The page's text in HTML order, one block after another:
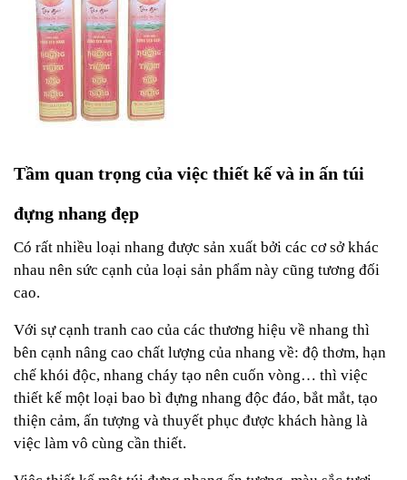
Tầm quan trọng của việc thiết kế và in ấn túi
đựng nhang đẹp
Có rất nhiều loại nhang được sản xuất bởi các cơ sở khác
nhau nên sức cạnh của loại sản phẩm này cũng tương đối
cao.
Với sự cạnh tranh cao của các thương hiệu về nhang thì
bên cạnh nâng cao chất lượng của nhang về: độ thơm, hạn
chế khói độc, nhang cháy tạo nên cuốn vòng… thì việc
thiết kế một loại bao bì đựng nhang độc đáo, bắt mắt, tạo
thiện cảm, ấn tượng và thuyết phục được khách hàng là
việc làm vô cùng cần thiết.